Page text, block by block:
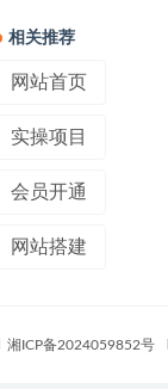
相关推荐
网站首页
实操项目
会员开通
网站搭建
湘ICP备2024059852号